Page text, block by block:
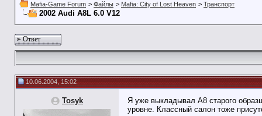
Mafia-Game Forum > Файлы > Mafia: City of Lost Heaven > Транспорт
2002 Audi A8L 6.0 V12
Ответ
10.06.2004, 15:02
Tosyk
Я уже выкладывал А8 старого
уровне. Классный салон тоже